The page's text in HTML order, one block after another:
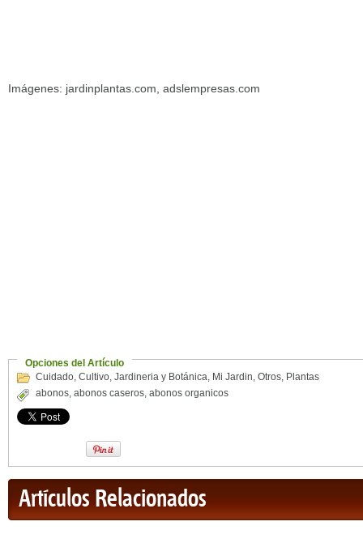
Imágenes: jardinplantas.com, adslempresas.com
Opciones del Artículo
Cuidado, Cultivo, Jardineria y Botánica, Mi Jardin, Otros, Plantas
abonos, abonos caseros, abonos organicos
Artículos Relacionados